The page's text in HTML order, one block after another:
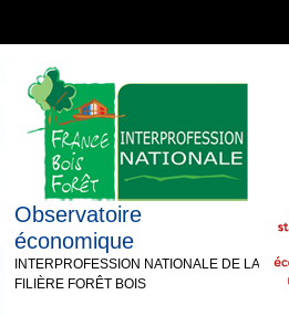
Observatoire
économique
INTERPROFESSION NATIONALE DE LA
FILIÈRE FORÊT BOIS